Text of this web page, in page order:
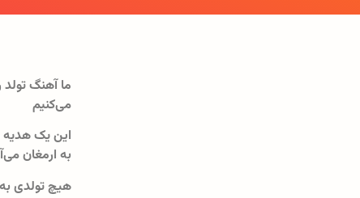
ما آهنگ تولد
می‌کنیم
این یک
به ارمغان
هیچ تولدی